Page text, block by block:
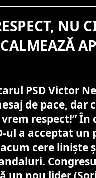
NU
PSD Victor
de pace, dar
respect!” În
ul a acceptat
cere liniște